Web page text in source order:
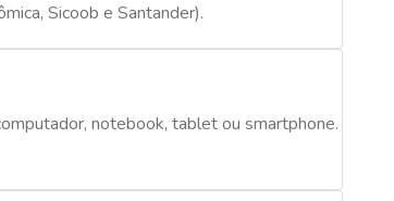
Sicoob e Santander).
notebook, tablet ou smartphone.